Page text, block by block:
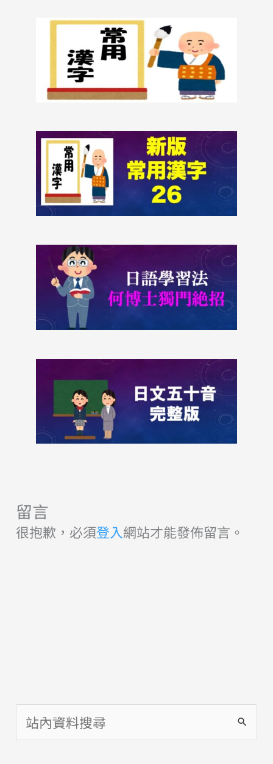
留言
很抱歉，必須登入網站才能發佈留言。
尋